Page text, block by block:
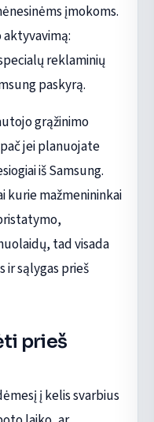
įmokoms.
reklaminių
paskyrą.
grąžinimo
jei planuojate
iš Samsung.
kurie mažmenininkai
tad visada
ir sąlygas prieš
prieš
į kelis svarbius